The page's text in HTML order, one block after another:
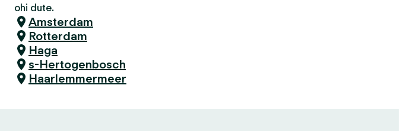
ohi dute.
Amsterdam
Rotterdam
Haga
s-Hertogenbosch
Haarlemmermeer